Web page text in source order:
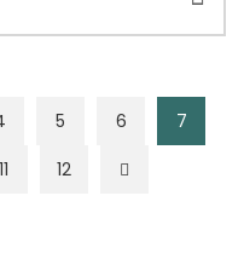
5 6
7
11 12